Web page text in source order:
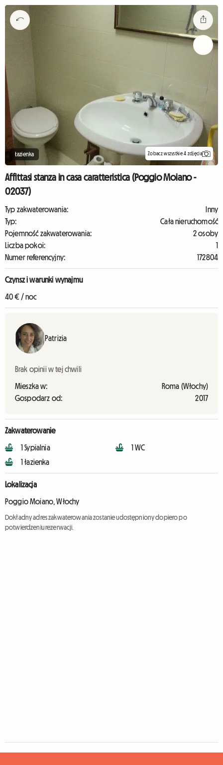
Łazienka Zobacz wszystkie 4 zdjęcia
Affittasi stanza in casa caratteristica (Poggio Moiano -
02037)
Typ zakwaterowania:
Inny
Typ:
Cała nieruchomość
Pojemność zakwaterowania:
2 osoby
Liczba pokoi:
1
Numer referencyjny:
172804
Czynsz i warunki wynajmu
40 € / noc
Patrizia
Brak opinii w tej chwili
Mieszka w:
Roma (Włochy)
Gospodarz od:
2017
Zakwaterowanie
1 Sypialnia
1 łazienka
1 WC
Lokalizacja
Poggio Moiano, Włochy
Dokładny adres zakwaterowania zostanie udostępniony dopiero po
potwierdzeniu rezerwacji.